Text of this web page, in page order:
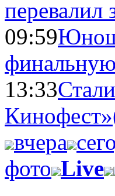
перевалил
09:59
13:33
Кинофест»
вчера
фото Live